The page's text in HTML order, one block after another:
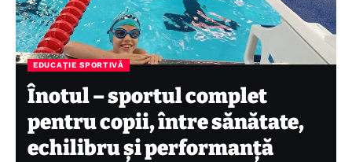
EDUCAȚIE SPORTIVĂ
Înotul – sportul complet
pentru copii, între sănătate,
echilibru și performanță